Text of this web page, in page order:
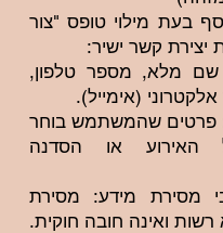
בעת מילוי טופס "צור
יצירת קשר ישיר:
מלא, מספר טלפון,
(אימייל).
פרטים שהמשתמש בוחר
האירוע או הסדנה
מסירת מידע: מסירת
רשות ואינה חובה חוקית.